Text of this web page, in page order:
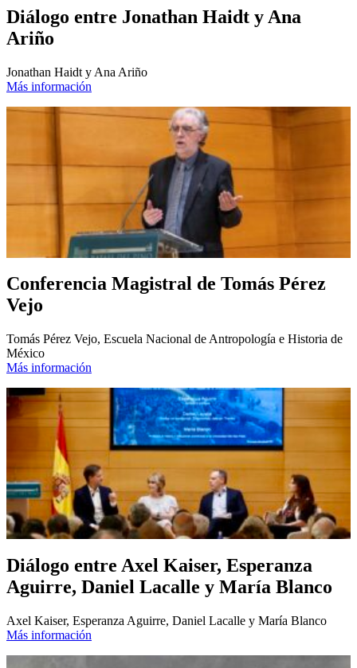
Diálogo entre Jonathan Haidt y Ana
Ariño
Jonathan Haidt y Ana Ariño
Más información
Conferencia Magistral de Tomás Pérez
Vejo
Tomás Pérez Vejo, Escuela Nacional de Antropología e Historia de
México
Más información
Diálogo entre Axel Kaiser, Esperanza
Aguirre, Daniel Lacalle y María Blanco
Axel Kaiser, Esperanza Aguirre, Daniel Lacalle y María Blanco
Más información